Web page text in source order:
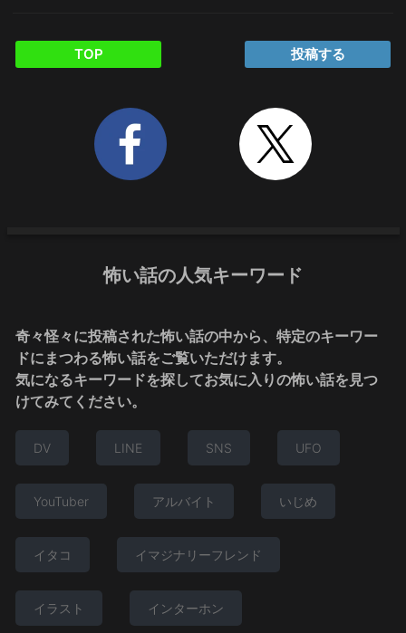
TOP 投稿する
怖い話の人気キーワード
奇々怪々に投稿された怖い話の中から、特定のキーワー
ドにまつわる怖い話をご覧いただけます。
気になるキーワードを探してお気に入りの怖い話を見つ
けてみてください。
DV LINE SNS UFO
YouTuber アルバイト いじめ
イタコ イマジナリーフレンド
イラスト インターホン